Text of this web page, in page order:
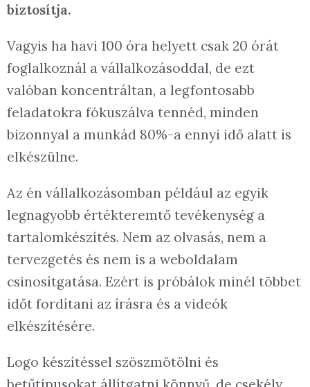
biztosítja.
Vagyis ha havi 100 óra helyett csak 20 órát
foglalkoznál a vállalkozásoddal, de ezt
valóban koncentráltan, a legfontosabb
feladatokra fókuszálva tennéd, minden
bizonnyal a munkád 80%-a ennyi idő alatt is
elkészülne.
Az én vállalkozásomban például az egyik
legnagyobb értékteremtő tevékenység a
tartalomkészítés. Nem az olvasás, nem a
tervezgetés és nem is a weboldalam
csinosítgatása. Ezért is próbálok minél többet
időt fordítani az írásra és a videók
elkészítésére.
Logo készítéssel szöszmötölni és